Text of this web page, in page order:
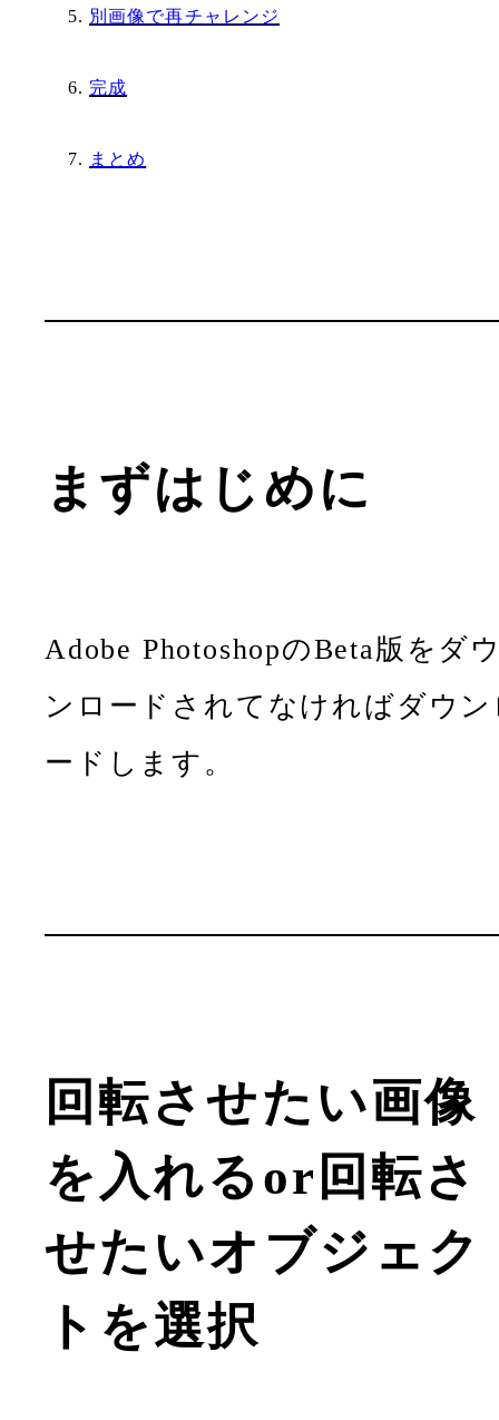
別画像で再チャレンジ
完成
まとめ
まずはじめに
Adobe PhotoshopのBeta版をダ
ンロードされてなければダウン
ードします。
回転させたい画像
を入れるor回転さ
せたいオブジェク
トを選択